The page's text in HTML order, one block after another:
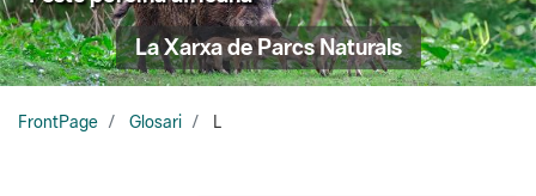
La Xarxa de Parcs Naturals
FrontPage Glosari L